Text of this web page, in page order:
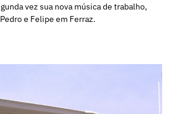
vez sua nova música de trabalho,
e Felipe em Ferraz.